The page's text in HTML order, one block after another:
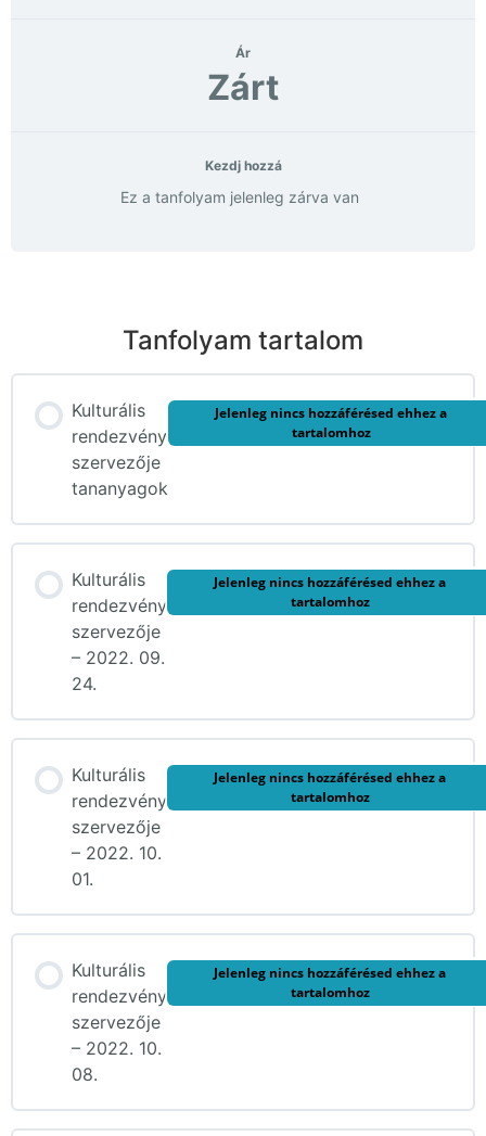
Ár
Zárt
Kezdj hozzá
Ez a tanfolyam jelenleg zárva van
Tanfolyam tartalom
Kulturális
rendezvény
szervezője
tananyagok
Jelenleg nincs hozzáférésed ehhez a
tartalomhoz
Kulturális
rendezvény
szervezője
– 2022. 09.
24.
Jelenleg nincs hozzáférésed ehhez a
tartalomhoz
Kulturális
rendezvény
szervezője
– 2022. 10.
01.
Jelenleg nincs hozzáférésed ehhez a
tartalomhoz
Kulturális
rendezvény
szervezője
– 2022. 10.
08.
Jelenleg nincs hozzáférésed ehhez a
tartalomhoz